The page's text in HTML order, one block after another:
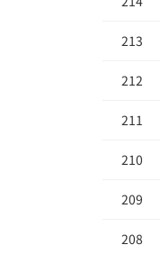
213
212
211
210
209
208